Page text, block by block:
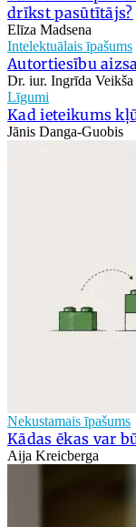
drīkst pasūtītājs?
Elīza Madsena
Intelektuālais īpašums
Autortiesību
Dr. iur. Ingrīda Veikša
Līgumi
Kad ieteikums
Jānis Danga-Guobis
Nekustamais īpašums
Kādas ēkas var
Aija Kreicberga